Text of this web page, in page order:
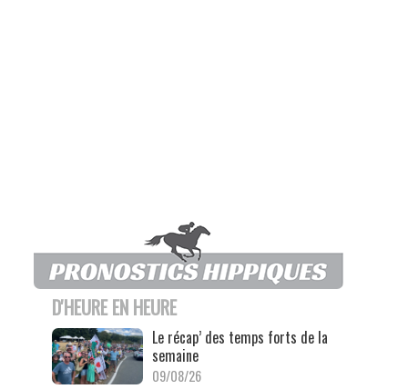
D'HEURE EN HEURE
Le récap’ des temps forts de la
semaine
09/08/26